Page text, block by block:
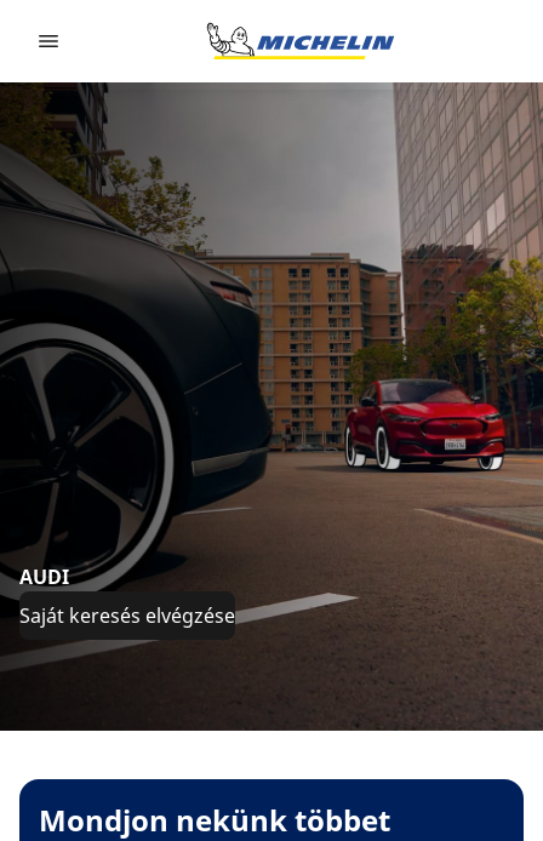
AUDI
Saját keresés elvégzése
Mondjon nekünk többet